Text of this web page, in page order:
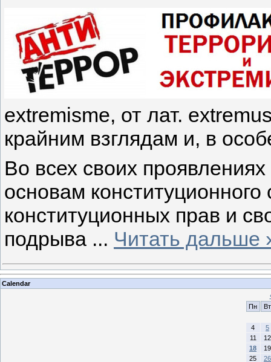
extremisme, от лат.
крайним взглядам и, в
Во всех своих
основам
конституционных прав и
подрыва ... Читать дальше
Calendar
Пн
Вт
4
5
11
12
18
19
25
26